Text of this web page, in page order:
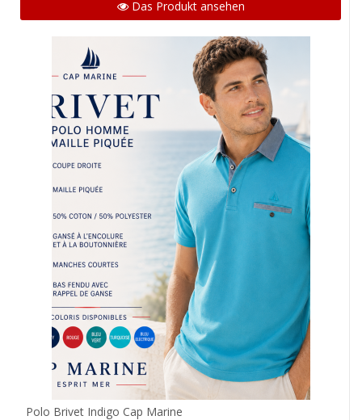
Das Produkt ansehen
Polo Brivet Indigo Cap Marine